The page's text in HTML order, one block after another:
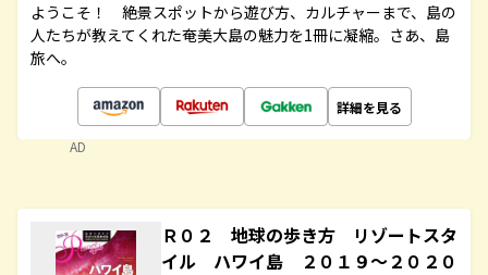
ようこそ！ 絶景スポットから遊び方、カルチャーまで、島の
人たちが教えてくれた奄美大島の魅力を1冊に凝縮。さあ、島
旅へ。
詳細を見る
AD
Ｒ０２ 地球の歩き方 リゾートスタ
イル ハワイ島 ２０１９～２０２０